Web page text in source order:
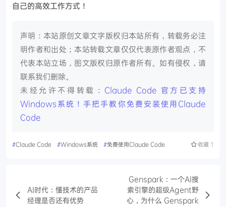
自己的高效工作方式！
声明：本站原创文章文字版权归本站所有，转载务必注
明作者和出处；本站转载文章仅仅代表原作者观点，不
代表本站立场，图文版权归原作者所有。如有侵权，请
联系我们删除。
未经允许不得转载： Claude Code 官方已支持
Windows系统！手把手教你免费安装使用Claude
Code
#Claude Code #Windows系统 #免费使用Claude Code 收藏 1
AI时代：懂技术的产品
经理是否还有优势
Genspark：一个AI搜
索引擎的超级Agent野
心，为什么 Genspark